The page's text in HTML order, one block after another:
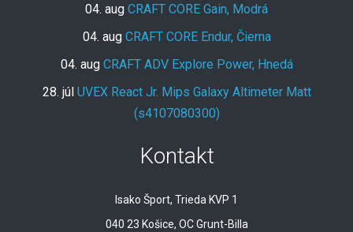
04. aug CRAFT CORE Gain, Modrá
04. aug CRAFT CORE Endur, Čierna
04. aug CRAFT ADV Explore Power, Hnedá
28. júl UVEX React Jr. Mips Galaxy Altimeter Matt
(s4107080300)
Kontakt
Isako Šport, Trieda KVP 1
040 23 Košice, OC Grunt-Billa